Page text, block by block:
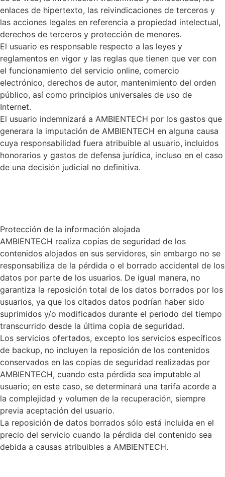
enlaces de hipertexto, las reivindicaciones de terceros y
las acciones legales en referencia a propiedad intelectual,
derechos de terceros y protección de menores.
El usuario es responsable respecto a las leyes y
reglamentos en vigor y las reglas que tienen que ver con
el funcionamiento del servicio online, comercio
electrónico, derechos de autor, mantenimiento del orden
público, así como principios universales de uso de
Internet.
El usuario indemnizará a AMBIENTECH por los gastos que
generara la imputación de AMBIENTECH en alguna causa
cuya responsabilidad fuera atribuible al usuario, incluidos
honorarios y gastos de defensa jurídica, incluso en el caso
de una decisión judicial no definitiva.
Protección de la información alojada
AMBIENTECH realiza copias de seguridad de los
contenidos alojados en sus servidores, sin embargo no se
responsabiliza de la pérdida o el borrado accidental de los
datos por parte de los usuarios. De igual manera, no
garantiza la reposición total de los datos borrados por los
usuarios, ya que los citados datos podrían haber sido
suprimidos y/o modificados durante el periodo del tiempo
transcurrido desde la última copia de seguridad.
Los servicios ofertados, excepto los servicios específicos
de backup, no incluyen la reposición de los contenidos
conservados en las copias de seguridad realizadas por
AMBIENTECH, cuando esta pérdida sea imputable al
usuario; en este caso, se determinará una tarifa acorde a
la complejidad y volumen de la recuperación, siempre
previa aceptación del usuario.
La reposición de datos borrados sólo está incluida en el
precio del servicio cuando la pérdida del contenido sea
debida a causas atribuibles a AMBIENTECH.